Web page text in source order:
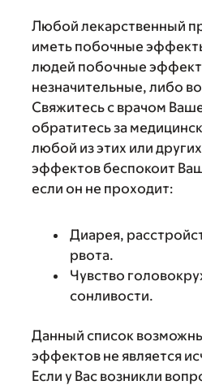
Любой лекарственный
иметь побочные
людей побочные
незначительные, либо
Свяжитесь с врачом
обратитесь за
любой из этих или
эффектов беспокоит
если он не проходит:
Диарея,
рвота.
Чувство
сонливости.
Данный список
эффектов не является
Если у Вас возникли